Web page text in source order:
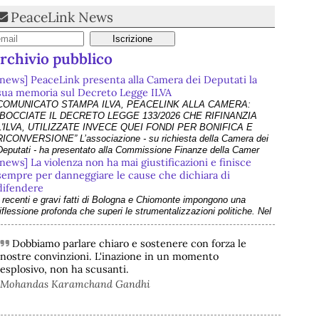
PeaceLink News
pubblico
PeaceLink presenta alla Camera dei Deputati la
memoria sul Decreto Legge ILVA
STAMPA ILVA, PEACELINK ALLA CAMERA:
IL DECRETO LEGGE 133/2026 CHE RIFINANZIA
UTILIZZATE INVECE QUEI FONDI PER BONIFICA E
L’associazione - su richiesta della Camera dei
- ha presentato alla Commissione Finanze della Camer
La violenza non ha mai giustificazioni e finisce
per danneggiare le cause che dichiara di
e gravi fatti di Bologna e Chiomonte impongono una
profonda che superi le strumentalizzazioni politiche. Nel
ultimo intervento - che abbiamo rilanciato come editoriale su
la violenza non ha
ILVA, ora la salute viene prima
“Una vittoria storica dei cittadini, ora la salute viene
L’associazione PeaceLink esprime il proprio pieno sostegno
la più sentita gratitudine al gruppo di cittadini e all'associazione
Victor Jara, catturato l’ultimo dei suoi aguzzini
Dobbiamo parlare chiaro e sostenere con forza le
nostre convinzioni. L'inazione in un momento
esplosivo, non ha scusanti.
Mohandas Karamchand Gandhi